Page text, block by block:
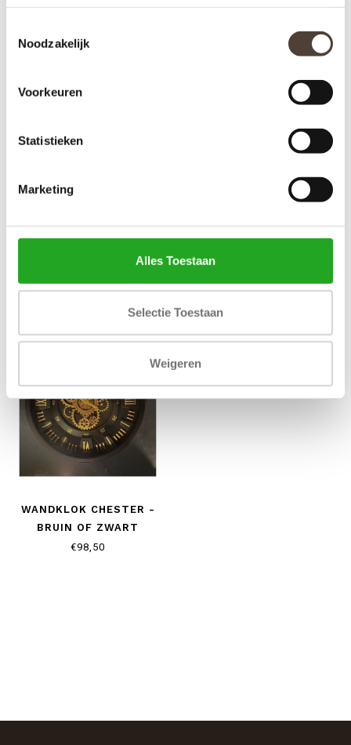
Noodzakelijk
Voorkeuren
Statistieken
Marketing
Alles Toestaan
Selectie Toestaan
Weigeren
WANDKLOK CHESTER -
BRUIN OF ZWART
€98,50